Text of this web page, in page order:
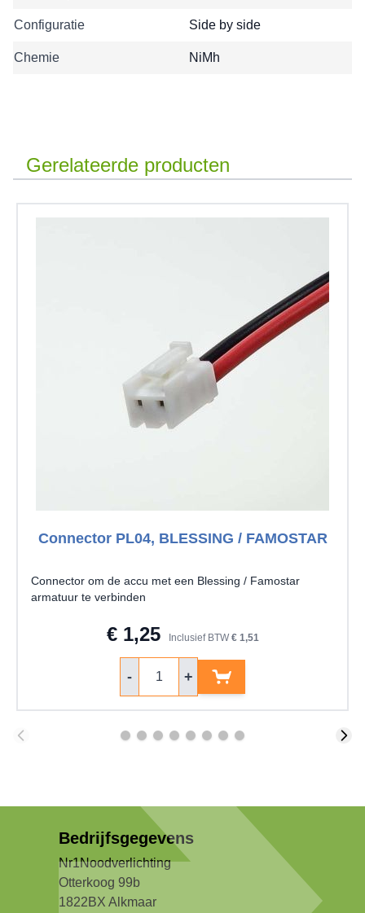
Configuratie Side by side
Chemie NiMh
Gerelateerde producten
Connector PL04, BLESSING / FAMOSTAR
Connector om de accu met een Blessing / Famostar
armatuur te verbinden
€ 1,25 Inclusief BTW € 1,51
- +
Bedrijfsgegevens
Nr1Noodverlichting
Otterkoog 99b
1822BX Alkmaar